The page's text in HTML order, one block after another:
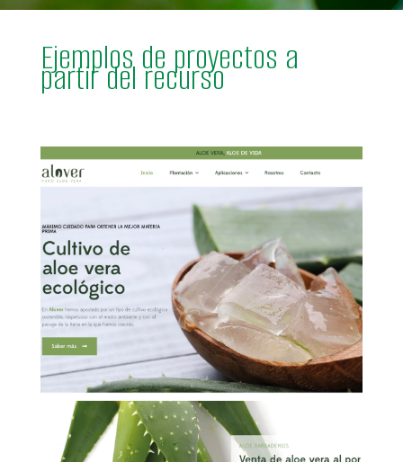
Ejemplos de proyectos a
partir del recurso
Saber más
https://alover.es/
https://asocialoe.com/es-rentable-el-cultivo-de-aloe-